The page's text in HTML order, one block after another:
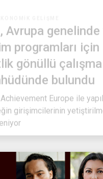
programları
gönüllü çalışma
bulundu
Europe ile
girişimcilerinin